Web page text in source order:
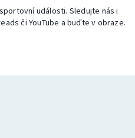
události. Sledujte nás i
či YouTube a buďte v obraze.